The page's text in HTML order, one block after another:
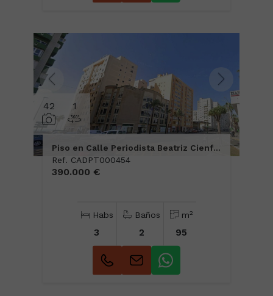
42 1
Piso en Calle Periodista Beatriz Cienfuegos
Ref. CADPT000454
390.000 €
Habs
3
Baños
2
m2
95